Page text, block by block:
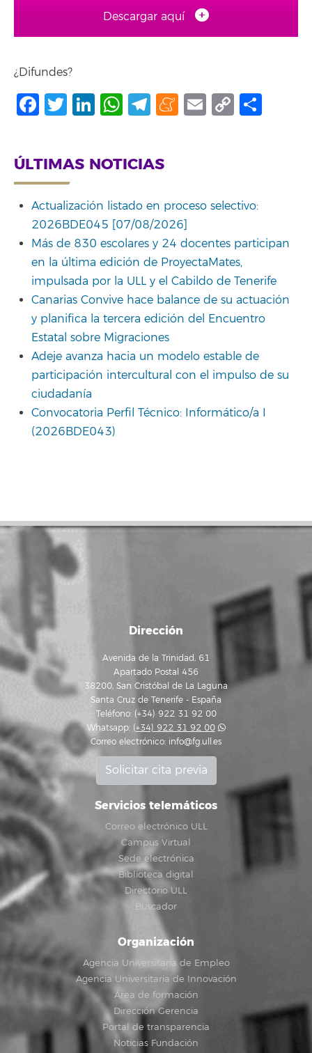
Descargar aquí
¿Difundes?
Facebook
Twitter
LinkedIn
WhatsApp
Telegram
Meneame
Email
Copy
ÚLTIMAS NOTICIAS
Actualización listado en proceso selectivo:
2026BDE045 [07/08/2026]
Más de 830 escolares y 24 docentes participan
en la última edición de ProyectaMates,
impulsada por la ULL y el Cabildo de Tenerife
Canarias Convive hace balance de su actuación
y planifica la tercera edición del Encuentro
Estatal sobre Migraciones
Adeje avanza hacia un modelo estable de
participación intercultural con el impulso de su
ciudadanía
Convocatoria Perfil Técnico: Informático/a I
(2026BDE043)
Dirección
Avenida de la Trinidad, 61
Apartado Postal 456
38200, San Cristóbal de La Laguna
Santa Cruz de Tenerife - España
Teléfono: (+34) 922 31 92 00
Whatsapp: (+34) 922 31 92 00
Correo electrónico: info@fg.ull.es
Solicitar cita previa
Servicios telemáticos
Correo electrónico ULL
Campus Virtual
Sede electrónica
Biblioteca digital
Directorio ULL
Buscador
Organización
Agencia Universitaria de Empleo
Agencia Universitaria de Innovación
Área de formación
Dirección Gerencia
Portal de transparencia
Noticias Fundación